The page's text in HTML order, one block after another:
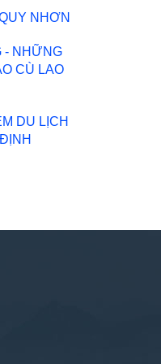
NHƠN
- NHỮNG
CÙ LAO
DU LỊCH